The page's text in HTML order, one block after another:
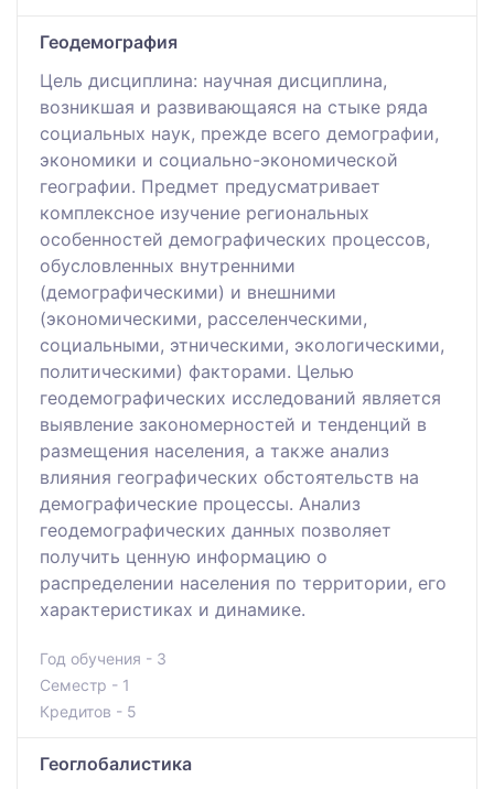
Геодемография
Цель дисциплина: научная дисциплина,
возникшая и развивающаяся на стыке ряда
социальных наук, прежде всего демографии,
экономики и социально-экономической
географии. Предмет предусматривает
комплексное изучение региональных
особенностей демографических процессов,
обусловленных внутренними
(демографическими) и внешними
(экономическими, расселенческими,
социальными, этническими, экологическими,
политическими) факторами. Целью
геодемографических исследований является
выявление закономерностей и тенденций в
размещения населения, а также анализ
влияния географических обстоятельств на
демографические процессы. Анализ
геодемографических данных позволяет
получить ценную информацию о
распределении населения по территории, его
характеристиках и динамике.
Год обучения - 3
Семестр - 1
Кредитов - 5
Геоглобалистика